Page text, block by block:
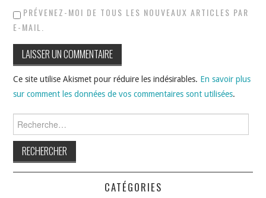
PRÉVENEZ-MOI DE TOUS LES NOUVEAUX ARTICLES PAR
E-MAIL.
Ce site utilise Akismet pour réduire les indésirables. En savoir plus
sur comment les données de vos commentaires sont utilisées.
CATÉGORIES